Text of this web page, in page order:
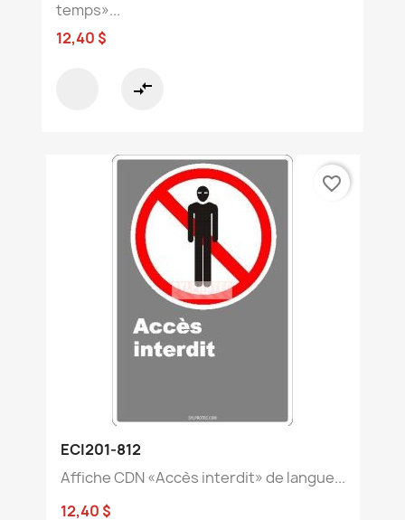
temps»...
12,40 $
compare_arrows
ECI201-812
Affiche CDN «Accès interdit» de langue...
12,40 $
favorite_border